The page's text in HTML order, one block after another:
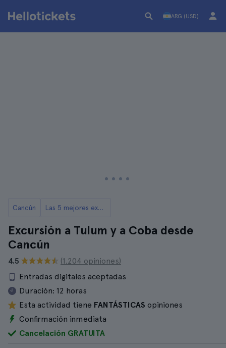
ARG (USD)
Cancún Las 5 mejores excursiones a las Ruinas de Tulum desde Cancún
Excursión a Tulum y a Coba desde
Cancún
4.5
(1.204 opiniones)
Entradas digitales aceptadas
Duración: 12 horas
Esta actividad tiene FANTÁSTICAS opiniones
Confirmación inmediata
Cancelación GRATUITA